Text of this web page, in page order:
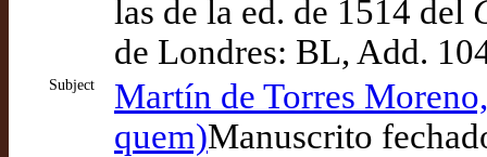
las de la ed. de 1514 del
de Londres: BL, Add.
Subject
Martín de Torres
quem)Manuscrito